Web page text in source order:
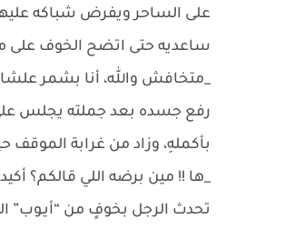
على الساحر ويفرض شباكه
ساعديه حتى اتضح الخوف على
_متخافش والله، أنا بشمر
رفع جسده بعد جملته يجلس على
بأكملهِ، وزاد من غرابة
_ها !! مين برضه اللي قالكم؟
تحدث الرجل بخوفٍ من “أيـوب”